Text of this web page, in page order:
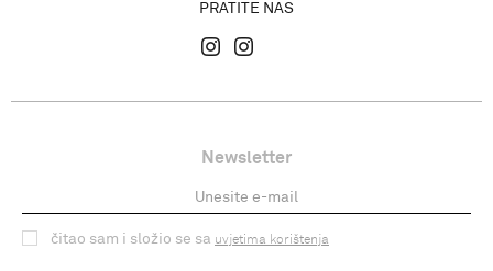
PRATITE NAS
Newsletter
čitao sam i složio se sa uvjetima korištenja